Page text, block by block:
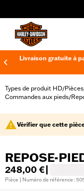
Livraison gratuite à
Types de produit HD/Pièces
Commandes aux pieds/
Vérifier que cette
REPOSE-
248,00 €
Pièce | Numéro de référence :